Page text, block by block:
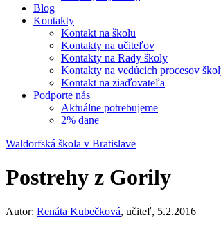
Blog
Kontakty
Kontakt na školu
Kontakty na učiteľov
Kontakty na Rady školy
Kontakty na vedúcich procesov
Kontakt na ziaďovateľa
Podporte nás
Aktuálne potrebujeme
2% dane
Waldorfská škola v Bratislave
Postrehy z Gorily
Autor: Renáta Kubečková, učiteľ, 5.2.2016